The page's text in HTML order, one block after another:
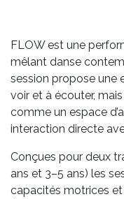
FLOW est une
mêlant danse
session propose une
voir et à écouter,
comme un espace
interaction directe
Conçues pour deux
ans et 3–5 ans) les
capacités motrices